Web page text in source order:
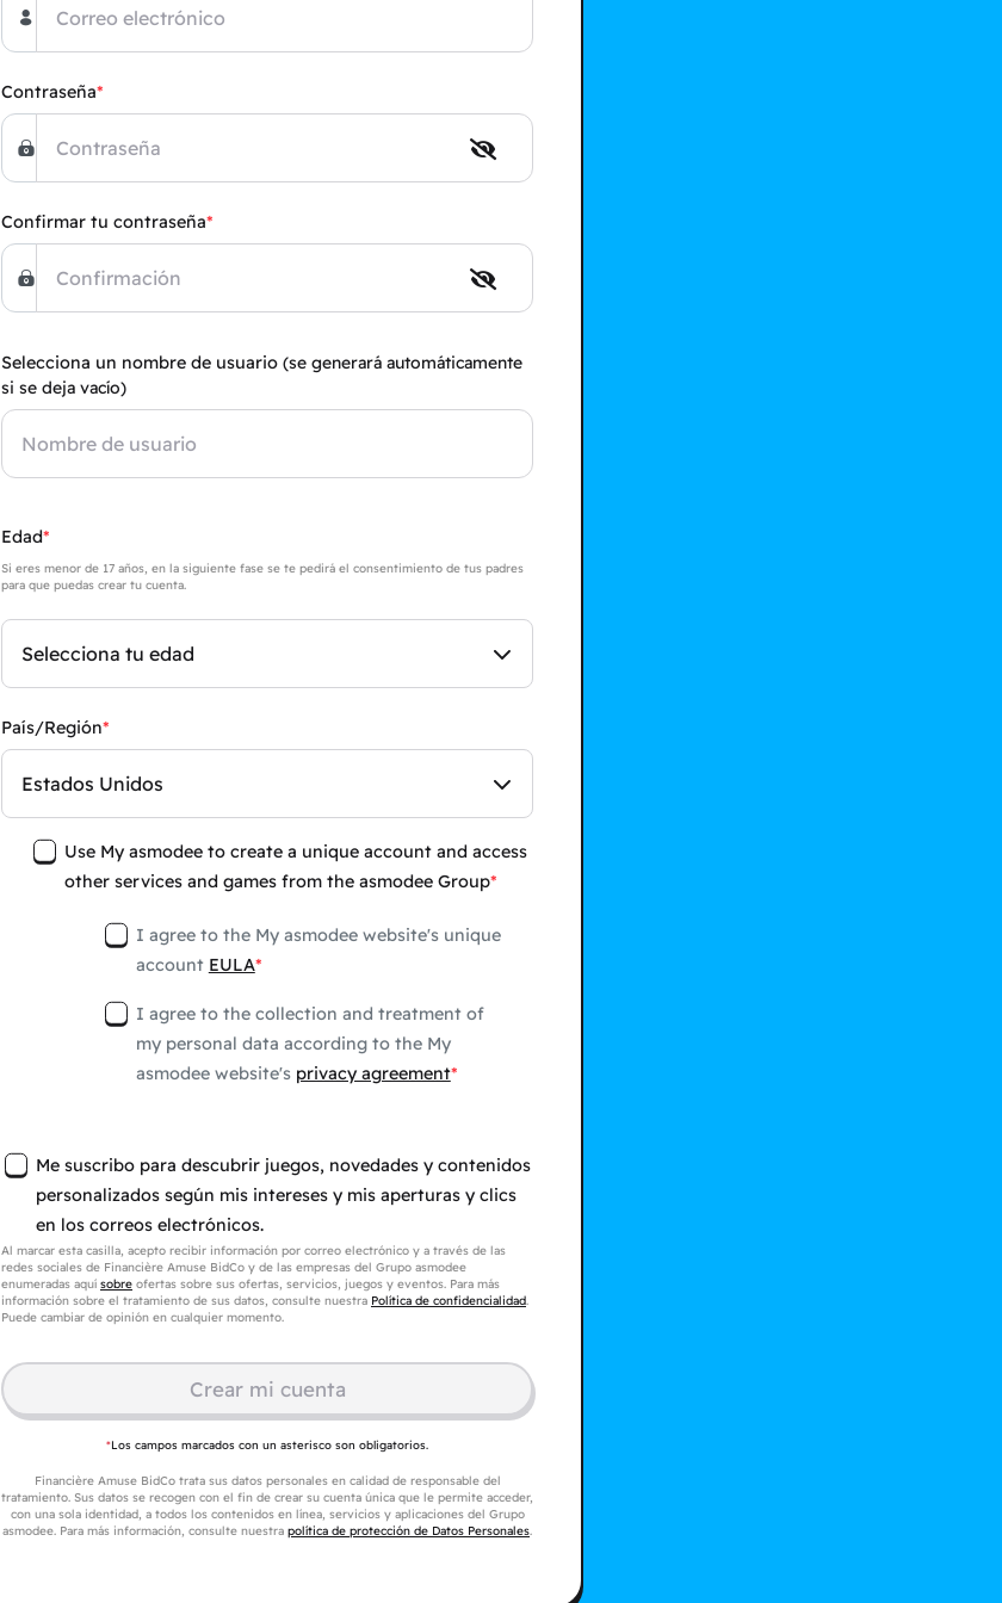
Contraseña
Confirmar tu contraseña
Selecciona un nombre de usuario (se generará automáticamente
si se deja vacío)
Edad
Si eres menor de 17 años, en la siguiente fase se te pedirá el consentimiento de tus padres
para que puedas crear tu cuenta.
Selecciona tu edad
País/Región
Estados Unidos
Use My asmodee to create a unique account and access
other services and games from the asmodee Group
I agree to the My asmodee website's unique
account EULA
I agree to the collection and treatment of
my personal data according to the My
asmodee website's privacy agreement
Me suscribo para descubrir juegos, novedades y contenidos
personalizados según mis intereses y mis aperturas y clics
en los correos electrónicos.
Al marcar esta casilla, acepto recibir información por correo electrónico y a través de las
redes sociales de Financière Amuse BidCo y de las empresas del Grupo asmodee
enumeradas aquí sobre ofertas sobre sus ofertas, servicios, juegos y eventos. Para más
información sobre el tratamiento de sus datos, consulte nuestra Política de confidencialidad.
Puede cambiar de opinión en cualquier momento.
Crear mi cuenta
*Los campos marcados con un asterisco son obligatorios.
Financière Amuse BidCo trata sus datos personales en calidad de responsable del
tratamiento. Sus datos se recogen con el fin de crear su cuenta única que le permite acceder,
con una sola identidad, a todos los contenidos en línea, servicios y aplicaciones del Grupo
asmodee. Para más información, consulte nuestra política de protección de Datos Personales.